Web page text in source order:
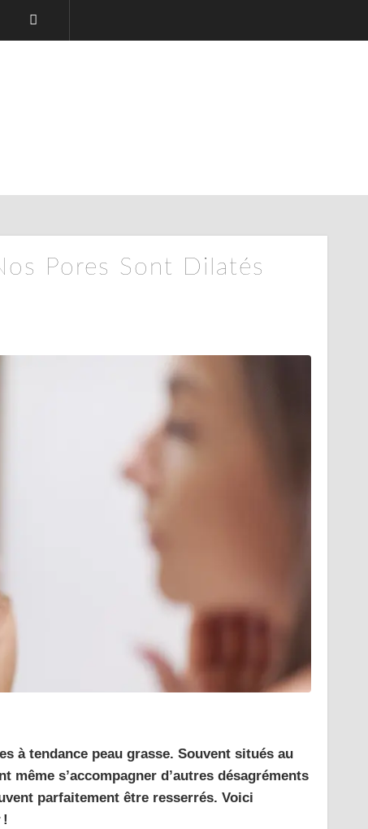
Pores Sont Dilatés
à tendance peau grasse. Souvent situés au
même s’accompagner d’autres désagréments
parfaitement être resserrés. Voici
!